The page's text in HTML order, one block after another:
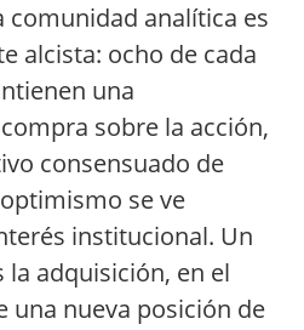
comunidad analítica es
alcista: ocho de cada
una
sobre la acción,
consensuado de
se ve
institucional. Un
adquisición, en el
una nueva posición de